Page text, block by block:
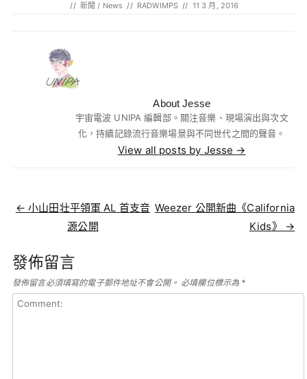
// 新聞 / News // RADWIMPS // 11 3 月, 2016
About Jesse
宇宙電波 UNIPA 編輯部。關注音樂、現場演出與次文
化，持續記錄流行音樂場景與不同世代之間的聲音。
View all posts by Jesse →
Post navigation
← 小山田壮平領軍 AL 首支音
源公開
Weezer 公開新曲《California
Kids》 →
發佈留言
發佈留言必須填寫的電子郵件地址不會公開。 必填欄位標示為 *